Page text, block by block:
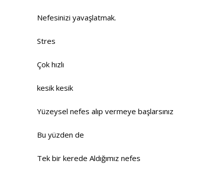
Nefesinizi yavaşlatmak.
Stres
Çok hızlı
kesik kesik
Yüzeysel nefes alıp vermeye başlarsınız
Bu yüzden de
Tek bir kerede Aldığımız nefes